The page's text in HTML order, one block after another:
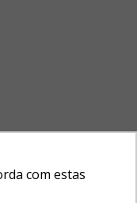
com estas